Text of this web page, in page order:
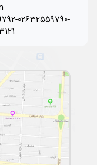
02632559790-